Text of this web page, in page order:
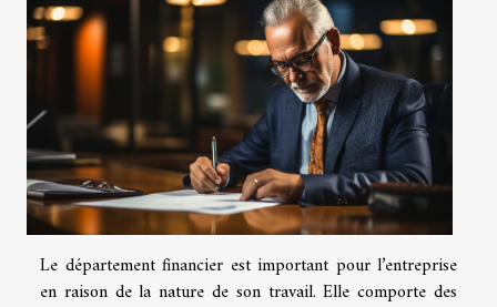
Le département financier est important pour l’entreprise
en raison de la nature de son travail. Elle comporte des